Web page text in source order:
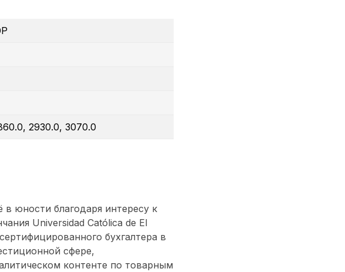
2930.0, 3070.0
в юности благодаря интересу к
Universidad Católica de El
бухгалтера в
сфере,
контенте по товарным